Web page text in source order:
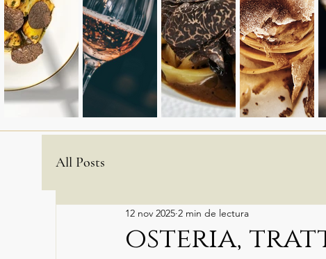
All Posts
osteria,
12 nov 2025 2 min de lectura